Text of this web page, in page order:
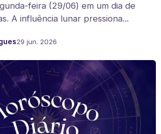
feira (29/06) em um dia de
A influência lunar pressiona...
29 jun. 2026